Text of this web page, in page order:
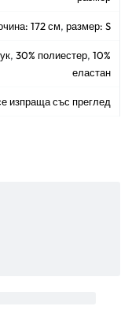
172 см, размер: S
, 30% полиестер, 10%
еластан
изпраща със преглед